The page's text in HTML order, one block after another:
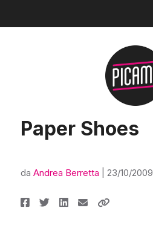
Paper Shoes
da Andrea Berretta 23/10/2009